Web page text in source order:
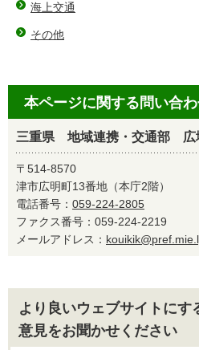
海上交通
その他
本ページに関する問い合
三重県 地域連携・交通部 広
〒514-8570
津市広明町13番地（本庁2階）
電話番号： 059-224-2805
ファクス番号：059-224-2219
メールアドレス：
より良いウェブサイトにす
意見をお聞かせください